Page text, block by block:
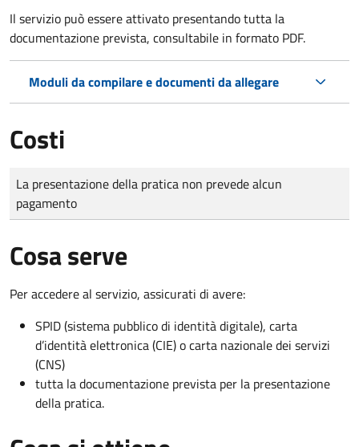
Il servizio può essere attivato presentando tutta la
documentazione prevista, consultabile in formato PDF.
Moduli da compilare e documenti da allegare
Costi
Tipo di pagamento
Importo
La presentazione della pratica non prevede alcun
pagamento
Cosa serve
Per accedere al servizio, assicurati di avere:
SPID (sistema pubblico di identità digitale), carta
d’identità elettronica (CIE) o carta nazionale dei servizi
(CNS)
tutta la documentazione prevista per la presentazione
della pratica.